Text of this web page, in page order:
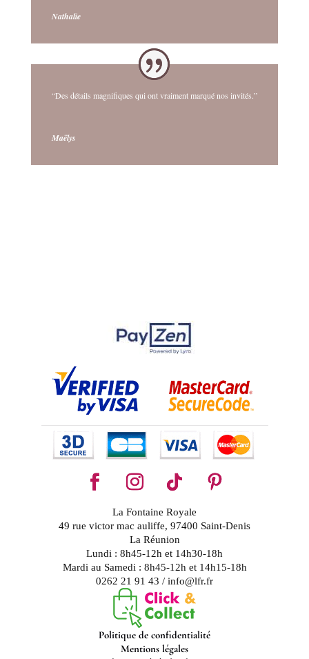
Nathalie
“Des détails magnifiques qui ont vraiment marqué nos invités.”
Maëlys
La Fontaine Royale
49 rue victor mac auliffe, 97400 Saint-Denis
La Réunion
Lundi : 8h45-12h et 14h30-18h
Mardi au Samedi : 8h45-12h et 14h15-18h
0262 21 91 43 / info@lfr.fr
Politique de confidentialité
Mentions légales